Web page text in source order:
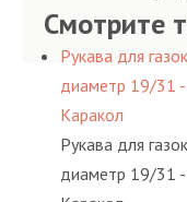
Смотрите
Рукава для
диаметр 19/31 -
Каракол
Рукава для
диаметр 19/31 -